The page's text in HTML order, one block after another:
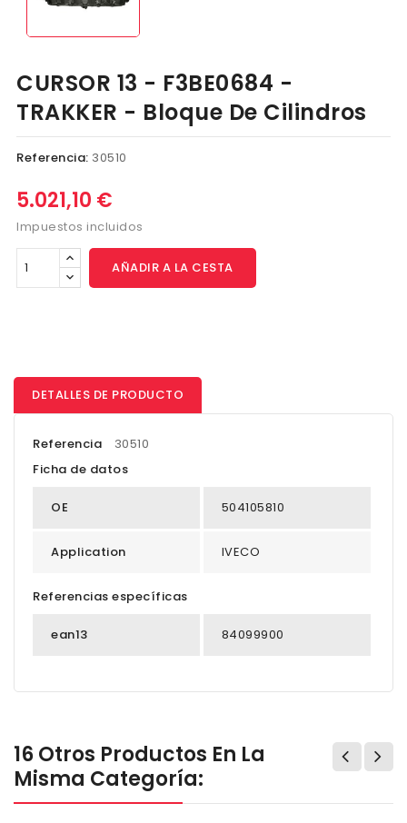
CURSOR 13 - F3BE0684 -
TRAKKER - Bloque De Cilindros
Referencia: 30510
5.021,10 €
Impuestos incluidos
AÑADIR A LA CESTA
DETALLES DE PRODUCTO
Referencia
30510
Ficha de datos
OE 504105810
Application IVECO
Referencias específicas
ean13 84099900
16 Otros Productos En La
Misma Categoría: